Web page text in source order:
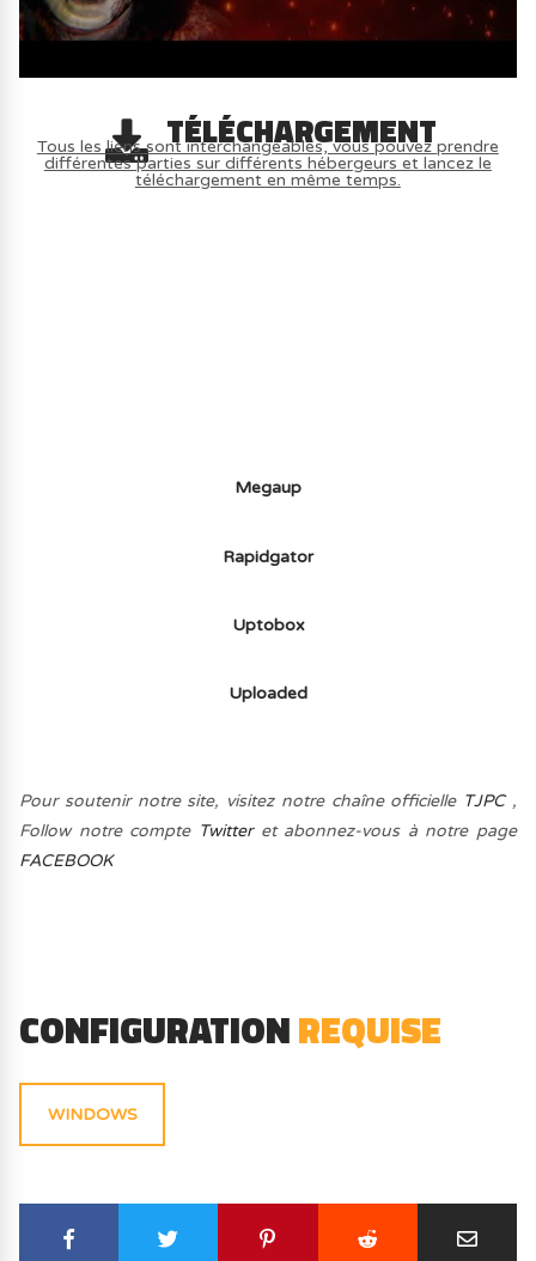
TÉLÉCHARGEMENT
Tous les liens sont interchangeables, vous pouvez prendre
différentes parties sur différents hébergeurs et lancez le
téléchargement en même temps.
Megaup
Rapidgator
Uptobox
Uploaded
Pour soutenir notre site, visitez notre chaîne officielle TJPC,
Follow notre compte Twitteret abonnez-vous à notre page
FACEBOOK
CONFIGURATIONREQUISE
WINDOWS